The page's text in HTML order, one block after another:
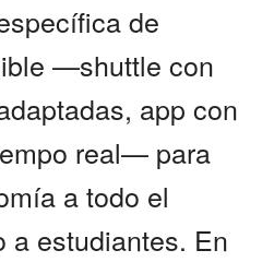
de
—shuttle con
app con
real— para
a todo el
a estudiantes. En